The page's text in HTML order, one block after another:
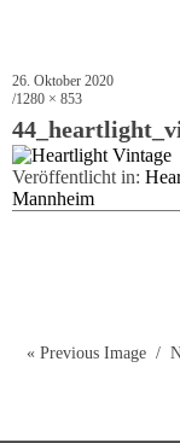
26. Oktober 2020
1280 × 853
Veröffentlicht in:
Mannheim
« Previous Image